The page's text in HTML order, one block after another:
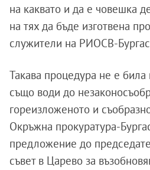
на каквато и да е човешка
на тях да бъде изготвена
служители на РИОСВ-
Такава процедура не е била
също води до
гореизложеното и
Окръжна прокуратура-
предложение до
съвет в Царево за